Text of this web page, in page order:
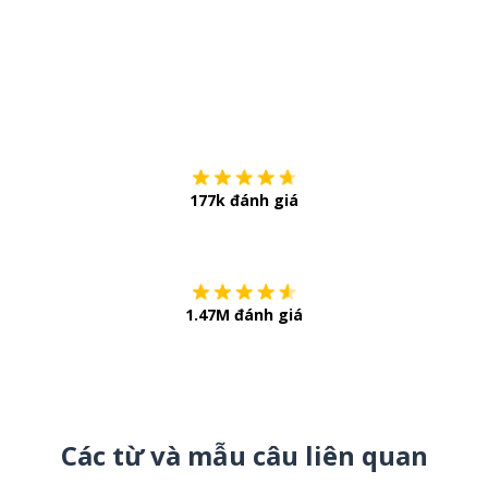
177k đánh giá
1.47M đánh giá
Các từ và mẫu câu liên quan